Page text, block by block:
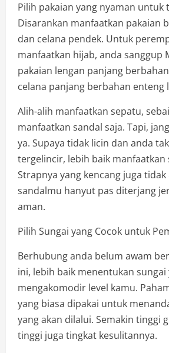
Pilih pakaian yang nyaman untuk
Disarankan manfaatkan pakaian
dan celana pendek. Untuk
manfaatkan hijab, anda sanggup
pakaian lengan panjang
celana panjang berbahan enteng
Alih-alih manfaatkan sepatu,
manfaatkan sandal saja. Tapi,
ya. Supaya tidak licin dan anda
tergelincir, lebih baik manfaatkan
Strapnya yang kencang juga
sandalmu hanyut pas diterjang
aman.
Pilih Sungai yang Cocok untuk
Berhubung anda belum awam
ini, lebih baik menentukan sungai
mengakomodir level kamu.
yang biasa dipakai untuk
yang akan dilalui. Semakin tinggi
tinggi juga tingkat kesulitannya.